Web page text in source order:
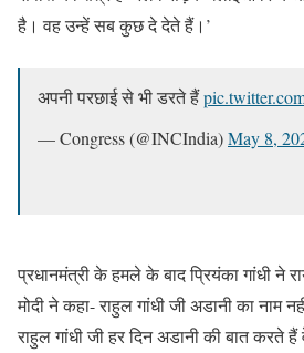
है। वह उन्हें सब कुछ दे देते हैं।’
अपनी परछाई से भी डरते हैं
— Congress (@INCIndia)May 8,
प्रधानमंत्री के हमले के बाद प्रियंका गांधी ने
मोदी ने कहा- राहुल गांधी जी अडानी का नाम
राहुल गांधी जी हर दिन अडानी की बात करते